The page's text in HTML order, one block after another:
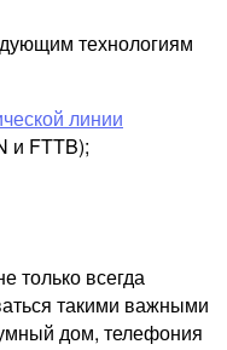
технологиям
линии
и FTTB);
только всегда
такими важными
дом, телефония